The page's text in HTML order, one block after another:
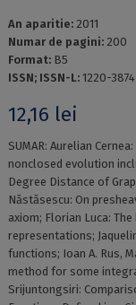
An aparitie: 2011
Numar de pagini: 200
Format: B5
ISSN; ISSN-L: 1220-3874
12,16 lei
SUMAR: Aurelian
nonclosed evolution
Degree Distance of
Năstăsescu: On
axiom; Florian Luca:
representations;
functions; Ioan A. Rus,
method for some
Srijuntongsiri: